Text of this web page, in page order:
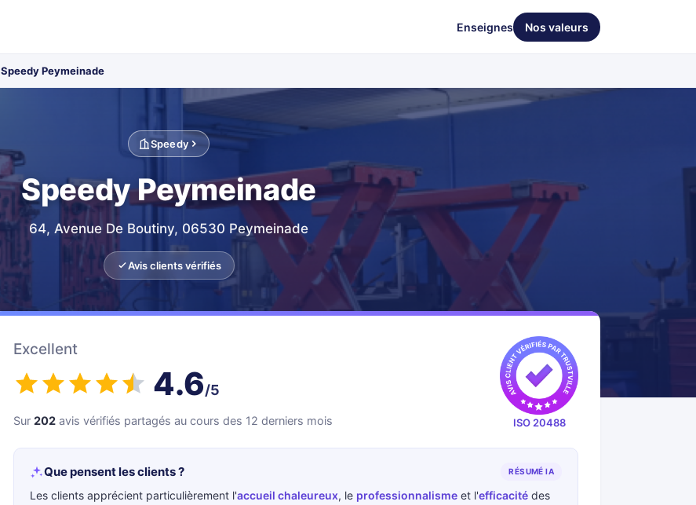
Enseignes Nos valeurs
Speedy Peymeinade
Speedy
Speedy Peymeinade
64, Avenue De Boutiny, 06530 Peymeinade
Avis clients vérifiés
Excellent
4.6/5
Sur 202 avis vérifiés partagés au cours des 12 derniers mois ISO 20488
Que pensent les clients ? RÉSUMÉ IA
Les clients apprécient particulièrement l'accueil chaleureux, le professionnalisme et l'efficacité des